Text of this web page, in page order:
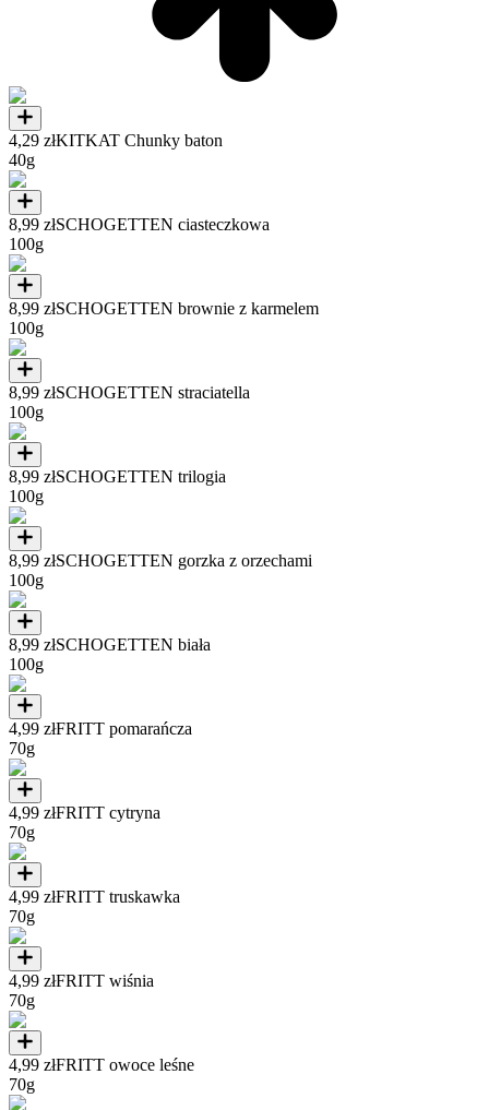
4,29 złKITKAT Chunky baton
40g
8,99 złSCHOGETTEN ciasteczkowa
100g
8,99 złSCHOGETTEN brownie z karmelem
100g
8,99 złSCHOGETTEN straciatella
100g
8,99 złSCHOGETTEN trilogia
100g
8,99 złSCHOGETTEN gorzka z orzechami
100g
8,99 złSCHOGETTEN biała
100g
4,99 złFRITT pomarańcza
70g
4,99 złFRITT cytryna
70g
4,99 złFRITT truskawka
70g
4,99 złFRITT wiśnia
70g
4,99 złFRITT owoce leśne
70g